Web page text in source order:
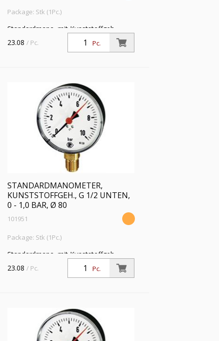
Package: Stk (1Pc.)
Standardmano. mit Kunststoffgeh.,
Einfachskala in bar, Anschluss radial
unten, G 1/2, Güteklasse 2,5, Messber.
Pc.
23.08 / Pc.
STANDARDMANOMETER,
KUNSTSTOFFGEH., G 1/2 UNTEN,
0 - 1,0 BAR, Ø 80
101951
Package: Stk (1Pc.)
Standardmano. mit Kunststoffgeh.,
Einfachskala in bar, Anschluss radial
unten, G 1/2, Güteklasse 1,6, Messber.
Pc.
23.08 / Pc.